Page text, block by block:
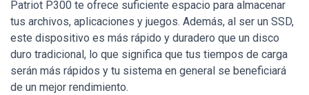
Patriot P300 te ofrece suficiente espacio para almacenar
tus archivos, aplicaciones y juegos. Además, al ser un SSD,
este dispositivo es más rápido y duradero que un disco
duro tradicional, lo que significa que tus tiempos de carga
serán más rápidos y tu sistema en general se beneficiará
de un mejor rendimiento.